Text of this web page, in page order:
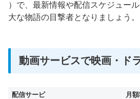
）で、最新情報や配信スケジュー
大な物語の目撃者となりましょう。
動画サービスで映画・ド
配信サービ
月